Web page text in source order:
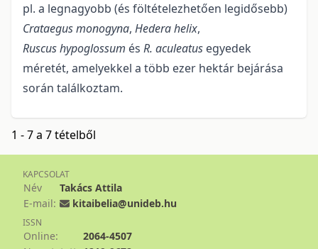
pl. a legnagyobb (és föltételezhetően legidősebb)
Crataegus monogyna, Hedera helix,
Ruscus hypoglossum és R. aculeatus egyedek
méretét, amelyekkel a több ezer hektár bejárása
során találkoztam.
1 - 7 a 7 tételből
KAPCSOLAT
Név
Takács Attila
E-mail:
kitaibelia@unideb.hu
ISSN
Online:
2064-4507